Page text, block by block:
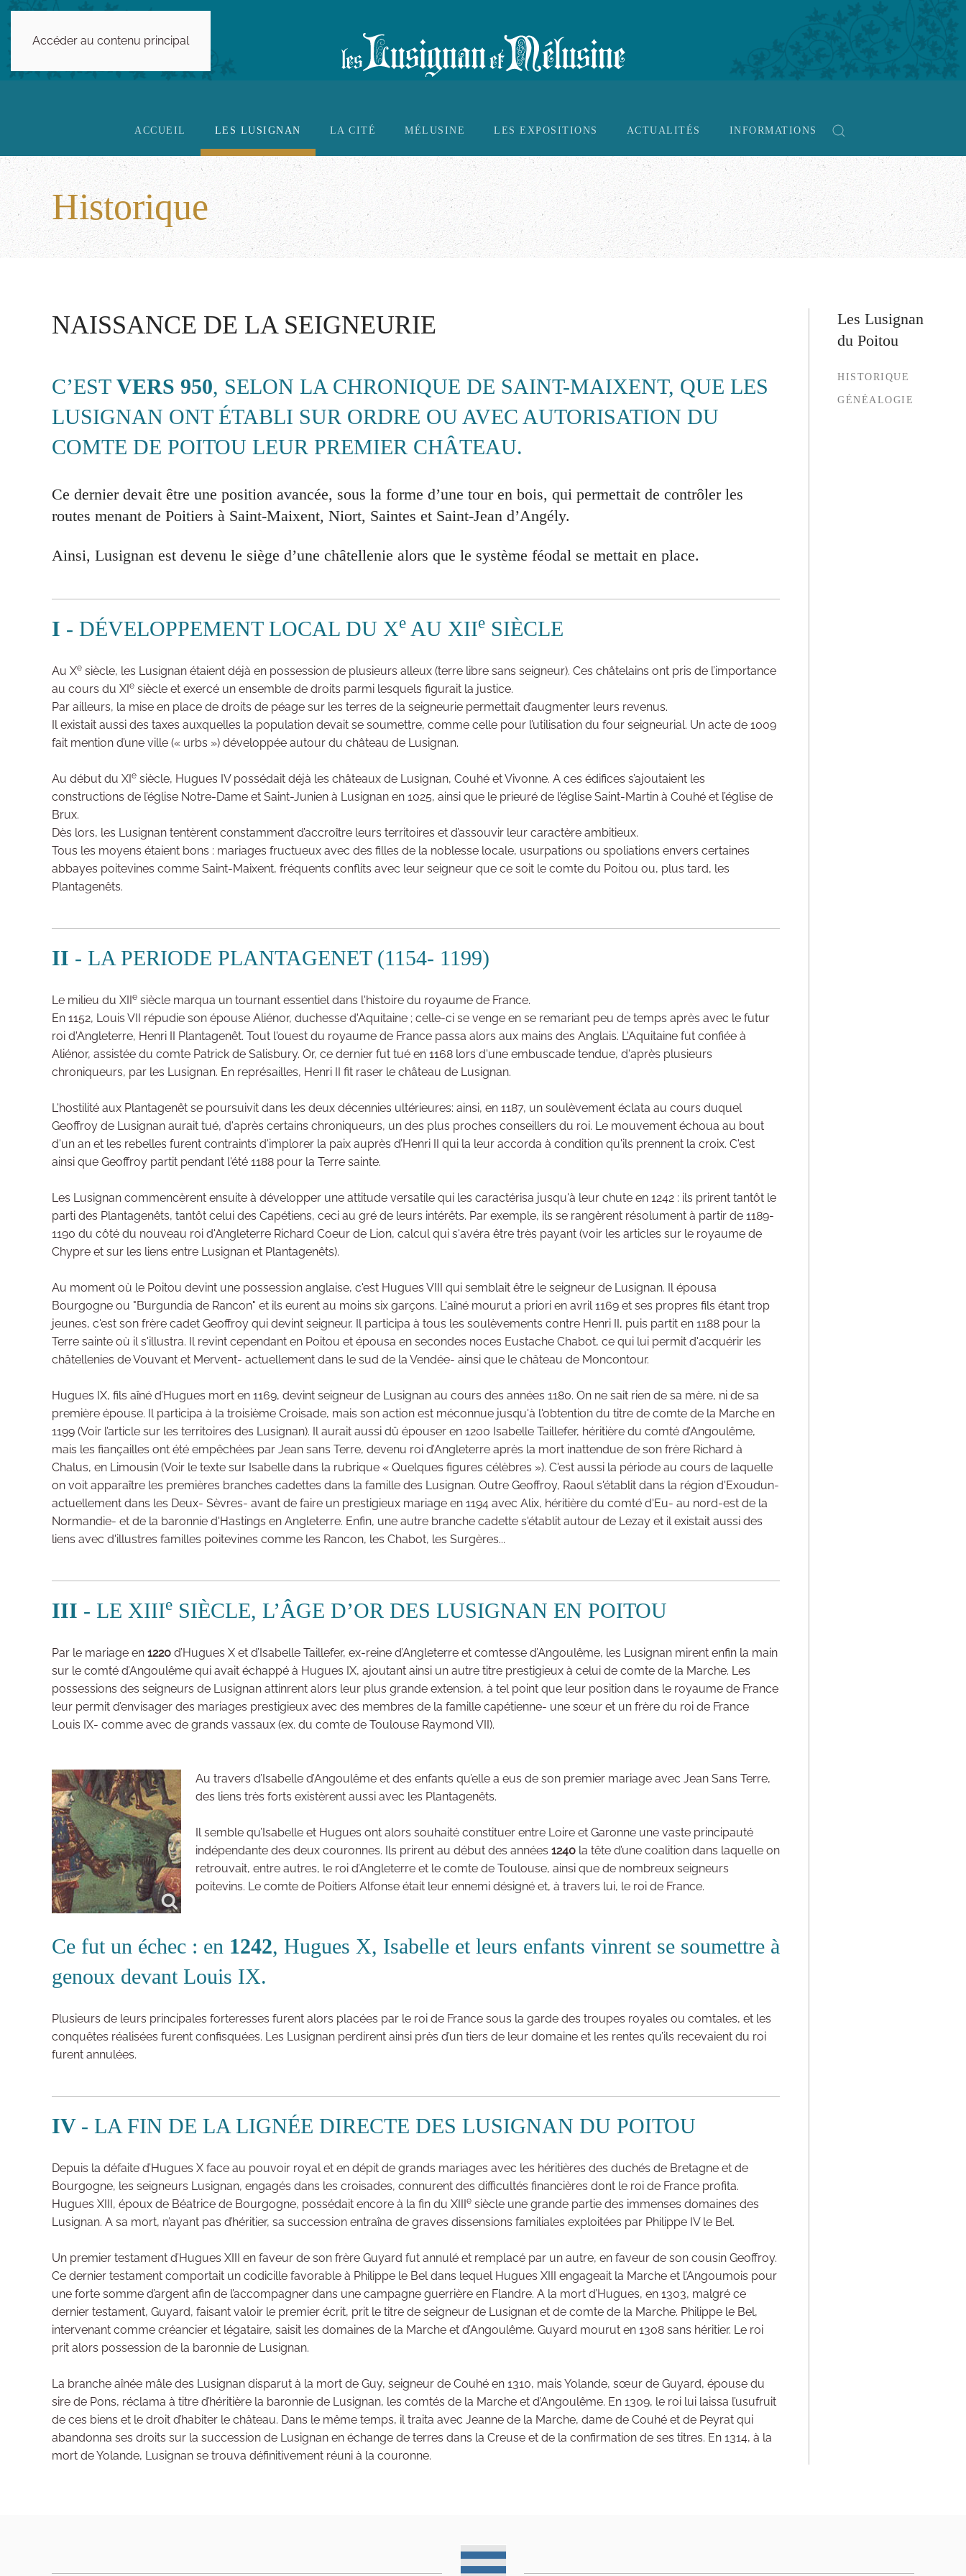
Accéder au contenu principal
ACCUEIL LES LUSIGNAN LA CITÉ MÉLUSINE LES EXPOSITIONS ACTUALITÉS INFORMATIONS
Historique
NAISSANCE DE LA SEIGNEURIE
C’EST VERS 950, SELON LA CHRONIQUE DE SAINT-MAIXENT, QUE LES
LUSIGNAN ONT ÉTABLI SUR ORDRE OU AVEC AUTORISATION DU
COMTE DE POITOU LEUR PREMIER CHÂTEAU.
Ce dernier devait être une position avancée, sous la forme d’une tour en bois, qui permettait de contrôler les
routes menant de Poitiers à Saint-Maixent, Niort, Saintes et Saint-Jean d’Angély.
Ainsi, Lusignan est devenu le siège d’une châtellenie alors que le système féodal se mettait en place.
I - DÉVELOPPEMENT LOCAL DU Xe AU XIIe SIÈCLE
Au Xe siècle, les Lusignan étaient déjà en possession de plusieurs alleux (terre libre sans seigneur). Ces châtelains ont pris de l’importance
au cours du XIe siècle et exercé un ensemble de droits parmi lesquels figurait la justice.
Par ailleurs, la mise en place de droits de péage sur les terres de la seigneurie permettait d’augmenter leurs revenus.
Il existait aussi des taxes auxquelles la population devait se soumettre, comme celle pour l’utilisation du four seigneurial. Un acte de 1009
fait mention d’une ville (« urbs ») développée autour du château de Lusignan.
Au début du XIe siècle, Hugues IV possédait déjà les châteaux de Lusignan, Couhé et Vivonne. A ces édifices s’ajoutaient les
constructions de l’église Notre-Dame et Saint-Junien à Lusignan en 1025, ainsi que le prieuré de l’église Saint-Martin à Couhé et l’église de
Brux.
Dès lors, les Lusignan tentèrent constamment d’accroître leurs territoires et d’assouvir leur caractère ambitieux.
Tous les moyens étaient bons : mariages fructueux avec des filles de la noblesse locale, usurpations ou spoliations envers certaines
abbayes poitevines comme Saint-Maixent, fréquents conflits avec leur seigneur que ce soit le comte du Poitou ou, plus tard, les
Plantagenêts.
II - LA PERIODE PLANTAGENET (1154- 1199)
Le milieu du XIIe siècle marqua un tournant essentiel dans l'histoire du royaume de France.
En 1152, Louis VII répudie son épouse Aliénor, duchesse d'Aquitaine ; celle-ci se venge en se remariant peu de temps après avec le futur
roi d'Angleterre, Henri II Plantagenêt. Tout l'ouest du royaume de France passa alors aux mains des Anglais. L'Aquitaine fut confiée à
Aliénor, assistée du comte Patrick de Salisbury. Or, ce dernier fut tué en 1168 lors d'une embuscade tendue, d'après plusieurs
chroniqueurs, par les Lusignan. En représailles, Henri II fit raser le château de Lusignan.
L'hostilité aux Plantagenêt se poursuivit dans les deux décennies ultérieures: ainsi, en 1187, un soulèvement éclata au cours duquel
Geoffroy de Lusignan aurait tué, d'après certains chroniqueurs, un des plus proches conseillers du roi. Le mouvement échoua au bout
d'un an et les rebelles furent contraints d'implorer la paix auprès d’Henri II qui la leur accorda à condition qu'ils prennent la croix. C'est
ainsi que Geoffroy partit pendant l'été 1188 pour la Terre sainte.
Les Lusignan commencèrent ensuite à développer une attitude versatile qui les caractérisa jusqu'à leur chute en 1242 : ils prirent tantôt le
parti des Plantagenêts, tantôt celui des Capétiens, ceci au gré de leurs intérêts. Par exemple, ils se rangèrent résolument à partir de 1189-
1190 du côté du nouveau roi d'Angleterre Richard Coeur de Lion, calcul qui s'avéra être très payant (voir les articles sur le royaume de
Chypre et sur les liens entre Lusignan et Plantagenêts).
Au moment où le Poitou devint une possession anglaise, c'est Hugues VIII qui semblait être le seigneur de Lusignan. Il épousa
Bourgogne ou "Burgundia de Rancon" et ils eurent au moins six garçons. L'aîné mourut a priori en avril 1169 et ses propres fils étant trop
jeunes, c'est son frère cadet Geoffroy qui devint seigneur. Il participa à tous les soulèvements contre Henri II, puis partit en 1188 pour la
Terre sainte où il s'illustra. Il revint cependant en Poitou et épousa en secondes noces Eustache Chabot, ce qui lui permit d'acquérir les
châtellenies de Vouvant et Mervent- actuellement dans le sud de la Vendée- ainsi que le château de Moncontour.
Hugues IX, fils aîné d’Hugues mort en 1169, devint seigneur de Lusignan au cours des années 1180. On ne sait rien de sa mère, ni de sa
première épouse. Il participa à la troisième Croisade, mais son action est méconnue jusqu'à l'obtention du titre de comte de la Marche en
1199 (Voir l’article sur les territoires des Lusignan). Il aurait aussi dû épouser en 1200 Isabelle Taillefer, héritière du comté d’Angoulême,
mais les fiançailles ont été empêchées par Jean sans Terre, devenu roi d’Angleterre après la mort inattendue de son frère Richard à
Chalus, en Limousin (Voir le texte sur Isabelle dans la rubrique « Quelques figures célèbres »). C'est aussi la période au cours de laquelle
on voit apparaître les premières branches cadettes dans la famille des Lusignan. Outre Geoffroy, Raoul s'établit dans la région d'Exoudun-
actuellement dans les Deux- Sèvres- avant de faire un prestigieux mariage en 1194 avec Alix, héritière du comté d'Eu- au nord-est de la
Normandie- et de la baronnie d'Hastings en Angleterre. Enfin, une autre branche cadette s'établit autour de Lezay et il existait aussi des
liens avec d'illustres familles poitevines comme les Rancon, les Chabot, les Surgères...
III - LE XIIIe SIÈCLE, L’ÂGE D’OR DES LUSIGNAN EN POITOU
Par le mariage en 1220 d’Hugues X et d’Isabelle Taillefer, ex-reine d’Angleterre et comtesse d’Angoulême, les Lusignan mirent enfin la main
sur le comté d’Angoulême qui avait échappé à Hugues IX, ajoutant ainsi un autre titre prestigieux à celui de comte de la Marche. Les
possessions des seigneurs de Lusignan attinrent alors leur plus grande extension, à tel point que leur position dans le royaume de France
leur permit d’envisager des mariages prestigieux avec des membres de la famille capétienne- une sœur et un frère du roi de France
Louis IX- comme avec de grands vassaux (ex. du comte de Toulouse Raymond VII).
Au travers d’Isabelle d’Angoulême et des enfants qu’elle a eus de son premier mariage avec Jean Sans Terre,
des liens très forts existèrent aussi avec les Plantagenêts.
Il semble qu’Isabelle et Hugues ont alors souhaité constituer entre Loire et Garonne une vaste principauté
indépendante des deux couronnes. Ils prirent au début des années 1240 la tête d’une coalition dans laquelle on
retrouvait, entre autres, le roi d’Angleterre et le comte de Toulouse, ainsi que de nombreux seigneurs
poitevins. Le comte de Poitiers Alfonse était leur ennemi désigné et, à travers lui, le roi de France.
Ce fut un échec : en 1242, Hugues X, Isabelle et leurs enfants vinrent se soumettre à
genoux devant Louis IX.
Plusieurs de leurs principales forteresses furent alors placées par le roi de France sous la garde des troupes royales ou comtales, et les
conquêtes réalisées furent confisquées. Les Lusignan perdirent ainsi près d’un tiers de leur domaine et les rentes qu’ils recevaient du roi
furent annulées.
IV - LA FIN DE LA LIGNÉE DIRECTE DES LUSIGNAN DU POITOU
Depuis la défaite d’Hugues X face au pouvoir royal et en dépit de grands mariages avec les héritières des duchés de Bretagne et de
Bourgogne, les seigneurs Lusignan, engagés dans les croisades, connurent des difficultés financières dont le roi de France profita.
Hugues XIII, époux de Béatrice de Bourgogne, possédait encore à la fin du XIIIe siècle une grande partie des immenses domaines des
Lusignan. A sa mort, n’ayant pas d’héritier, sa succession entraîna de graves dissensions familiales exploitées par Philippe IV le Bel.
Un premier testament d’Hugues XIII en faveur de son frère Guyard fut annulé et remplacé par un autre, en faveur de son cousin Geoffroy.
Ce dernier testament comportait un codicille favorable à Philippe le Bel dans lequel Hugues XIII engageait la Marche et l’Angoumois pour
une forte somme d’argent afin de l’accompagner dans une campagne guerrière en Flandre. A la mort d’Hugues, en 1303, malgré ce
dernier testament, Guyard, faisant valoir le premier écrit, prit le titre de seigneur de Lusignan et de comte de la Marche. Philippe le Bel,
intervenant comme créancier et légataire, saisit les domaines de la Marche et d’Angoulême. Guyard mourut en 1308 sans héritier. Le roi
prit alors possession de la baronnie de Lusignan.
La branche aînée mâle des Lusignan disparut à la mort de Guy, seigneur de Couhé en 1310, mais Yolande, sœur de Guyard, épouse du
sire de Pons, réclama à titre d’héritière la baronnie de Lusignan, les comtés de la Marche et d’Angoulême. En 1309, le roi lui laissa l’usufruit
de ces biens et le droit d’habiter le château. Dans le même temps, il traita avec Jeanne de la Marche, dame de Couhé et de Peyrat qui
abandonna ses droits sur la succession de Lusignan en échange de terres dans la Creuse et de la confirmation de ses titres. En 1314, à la
mort de Yolande, Lusignan se trouva définitivement réuni à la couronne.
Les Lusignan
du Poitou
HISTORIQUE
GÉNÉALOGIE